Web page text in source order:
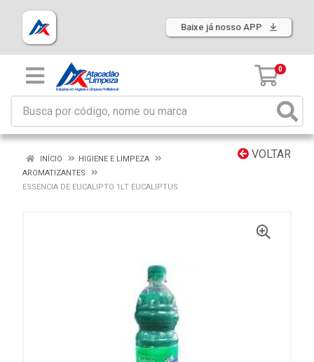
Baixe já nosso APP
0
VOLTAR
INÍCIO
HIGIENE E LIMPEZA
AROMATIZANTES
ESSENCIA DE EUCALIPTO 1LT EUCALIPTUS